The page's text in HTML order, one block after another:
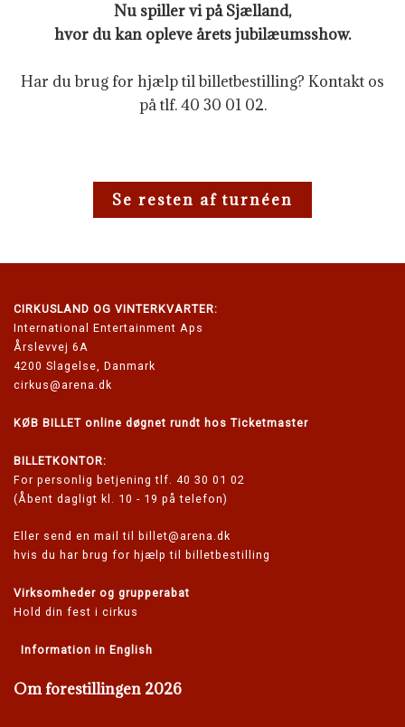
Nu spiller vi på Sjælland,
hvor du kan opleve årets jubilæumsshow.
Har du brug for hjælp til billetbestilling? Kontakt os
på tlf. 40 30 01 02.
Se resten af turnéen
CIRKUSLAND OG VINTERKVARTER:
International Entertainment Aps
Årslevvej 6A
4200 Slagelse, Danmark
cirkus@arena.dk
KØB BILLET online døgnet rundt hos Ticketmaster
BILLETKONTOR:
For personlig betjening tlf. 40 30 01 02
(Åbent dagligt kl. 10 - 19 på telefon)
Eller send en mail til
billet@arena.dk
hvis du har brug for hjælp til billetbestilling
Virksomheder og grupperabat
Hold din fest i cirkus
Information in English
Om forestillingen 2026